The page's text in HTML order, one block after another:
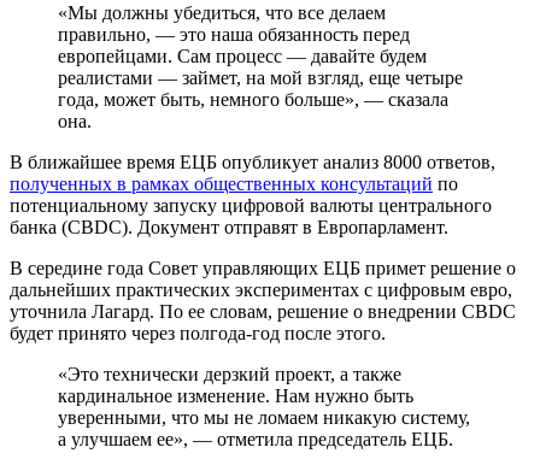
«Мы должны убедиться, что все делаем
правильно, — это наша обязанность перед
европейцами. Сам процесс — давайте будем
реалистами — займет, на мой взгляд, еще четыре
года, может быть, немного больше», — сказала
она.
В ближайшее время ЕЦБ опубликует анализ 8000 ответов,
полученных в рамках общественных консультаций по
потенциальному запуску цифровой валюты центрального
банка (CBDC). Документ отправят в Европарламент.
В середине года Совет управляющих ЕЦБ примет решение о
дальнейших практических экспериментах с цифровым евро,
уточнила Лагард. По ее словам, решение о внедрении CBDC
будет принято через полгода-год после этого.
«Это технически дерзкий проект, а также
кардинальное изменение. Нам нужно быть
уверенными, что мы не ломаем никакую систему,
а улучшаем ее», — отметила председатель ЕЦБ.